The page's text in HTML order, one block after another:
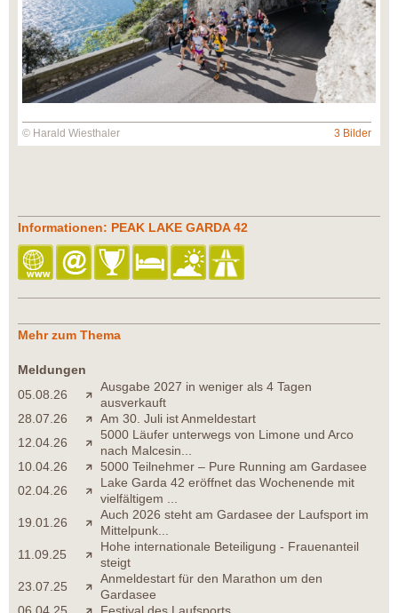
© Harald Wiesthaler 3 Bilder
Informationen: PEAK LAKE GARDA 42
Mehr zum Thema
Meldungen
05.08.26
Ausgabe 2027 in weniger als 4 Tagen
ausverkauft
28.07.26
Am 30. Juli ist Anmeldestart
12.04.26
5000 Läufer unterwegs von Limone und Arco
nach Malcesin...
10.04.26
5000 Teilnehmer – Pure Running am Gardasee
02.04.26
Lake Garda 42 eröffnet das Wochenende mit
vielfältigem ...
19.01.26
Auch 2026 steht am Gardasee der Laufsport im
Mittelpunk...
11.09.25
Hohe internationale Beteiligung - Frauenanteil
steigt
23.07.25
Anmeldestart für den Marathon um den
Gardasee
06.04.25
Festival des Laufsports